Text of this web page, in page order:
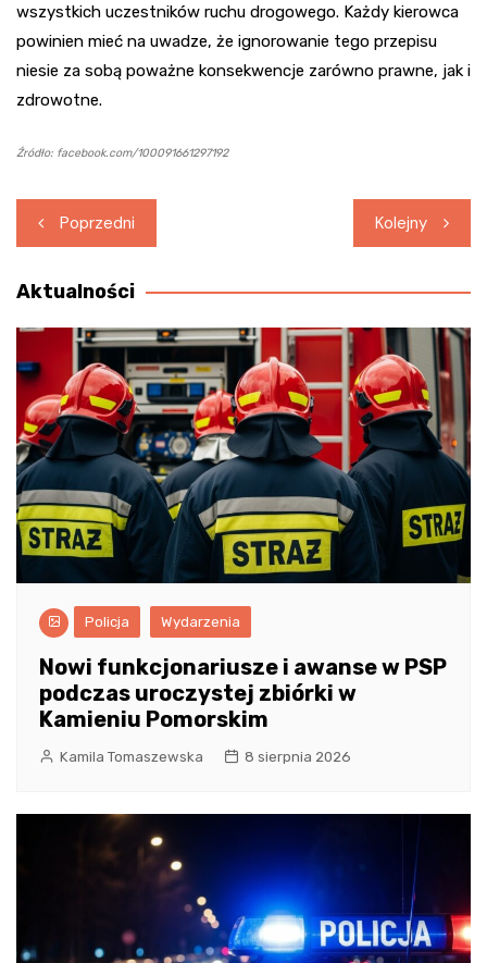
wszystkich uczestników ruchu drogowego. Każdy kierowca
powinien mieć na uwadze, że ignorowanie tego przepisu
niesie za sobą poważne konsekwencje zarówno prawne, jak i
zdrowotne.
Źródło: facebook.com/100091661297192
Nawigacja
wpisu
Poprzedni Kolejny
Aktualności
Policja Wydarzenia
Nowi funkcjonariusze i awanse w PSP
podczas uroczystej zbiórki w
Kamieniu Pomorskim
Kamila Tomaszewska 8 sierpnia 2026